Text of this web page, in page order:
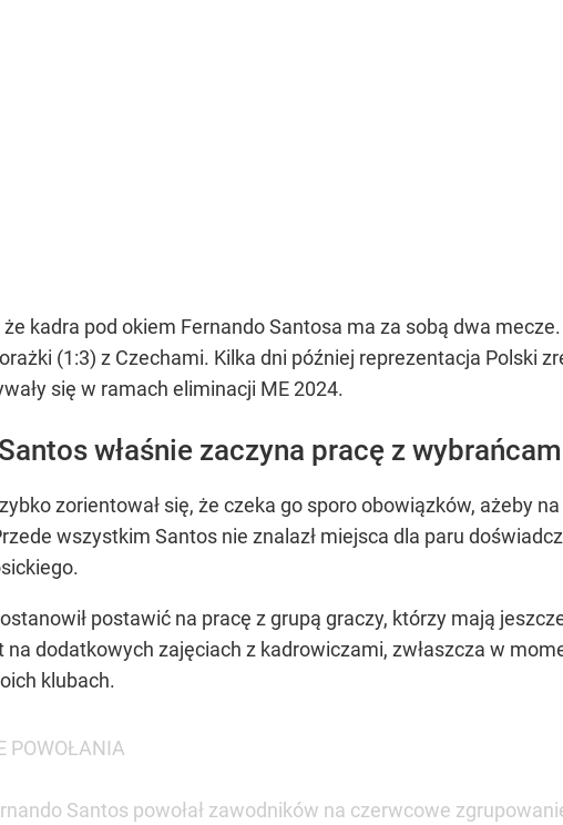
kadra pod okiem Fernando Santosa ma za sobą dwa
(1:3) z Czechami. Kilka dni później reprezentacja Polski
się w ramach eliminacji ME 2024.
właśnie zaczyna pracę z
zorientował się, że czeka go sporo obowiązków, ażeby
wszystkim Santos nie znalazł miejsca dla paru
postawić na pracę z grupą graczy, którzy mają
na dodatkowych zajęciach z kadrowiczami, zwłaszcza w
klubach.
POWOŁANIA
Santos powołał zawodników na czerwcowe